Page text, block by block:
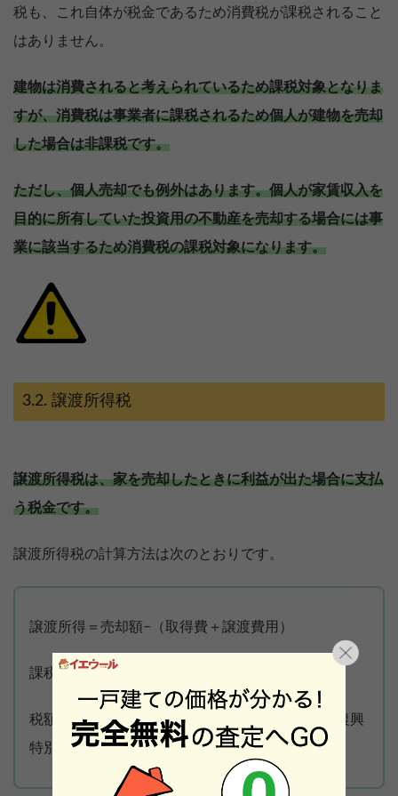
税も、これ自体が税金であるため消費税が課税されること
はありません。
建物は消費されると考えられているため課税対象となりま
すが、消費税は事業者に課税されるため個人が建物を売却
した場合は非課税です。
ただし、個人売却でも例外はあります。個人が家賃収入を
目的に所有していた投資用の不動産を売却する場合には事
業に該当するため消費税の課税対象になります。
譲渡所得税
譲渡所得税は、家を売却したときに利益が出た場合に支払
う税金です。
譲渡所得税の計算方法は次のとおりです。
譲渡所得＝売却額−（取得費＋譲渡費用）
課税譲渡所得 ＝ 譲渡所得 −特別控除
税額 ＝ 課税譲渡所得 × 税率（所得税・住民税・復興
特別所得税）